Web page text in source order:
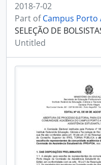
2018-7-02
Part ofCampus Porto
SELEÇÃO DE
Untitled